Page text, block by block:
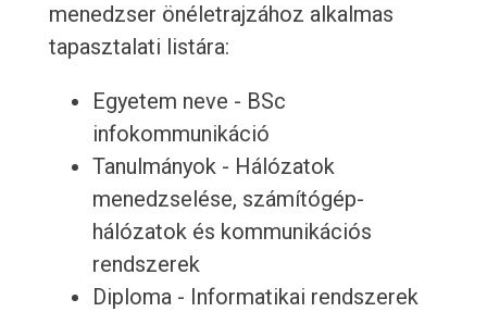
menedzser önéletrajzához alkalmas
tapasztalati listára:
Egyetem neve - BSc
infokommunikáció
Tanulmányok - Hálózatok
menedzselése, számítógép-
hálózatok és kommunikációs
rendszerek
Diploma - Informatikai rendszerek